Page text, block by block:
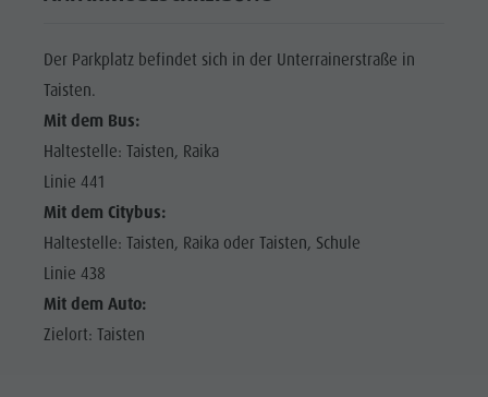
Der Parkplatz befindet sich in der Unterrainerstraße in
Taisten.
Mit dem Bus:
Haltestelle: Taisten, Raika
Linie 441
Mit dem Citybus:
Haltestelle: Taisten, Raika oder Taisten, Schule
Linie 438
Mit dem Auto:
Zielort: Taisten